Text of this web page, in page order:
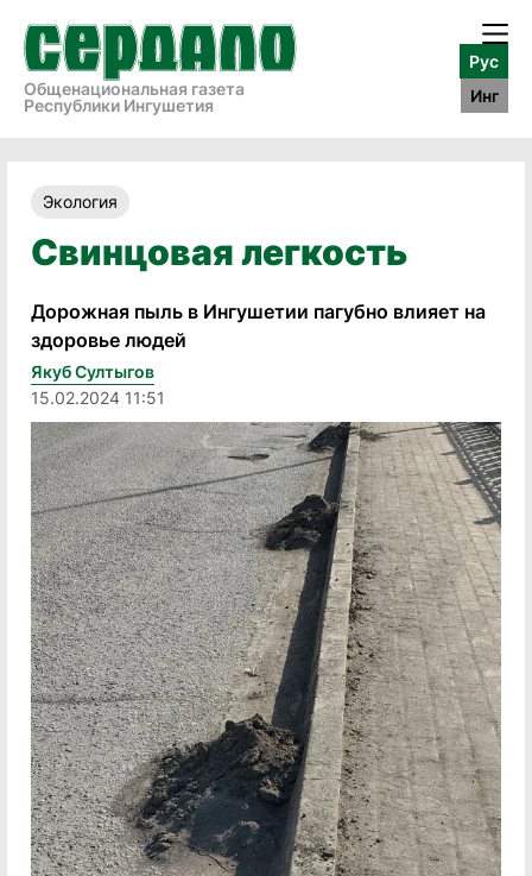
Общенациональная газета
Республики Ингушетия
Рус
Инг
Экология
Свинцовая легкость
Дорожная пыль в Ингушетии пагубно влияет на
здоровье людей
Якуб Султыгов
15.02.2024 11:51